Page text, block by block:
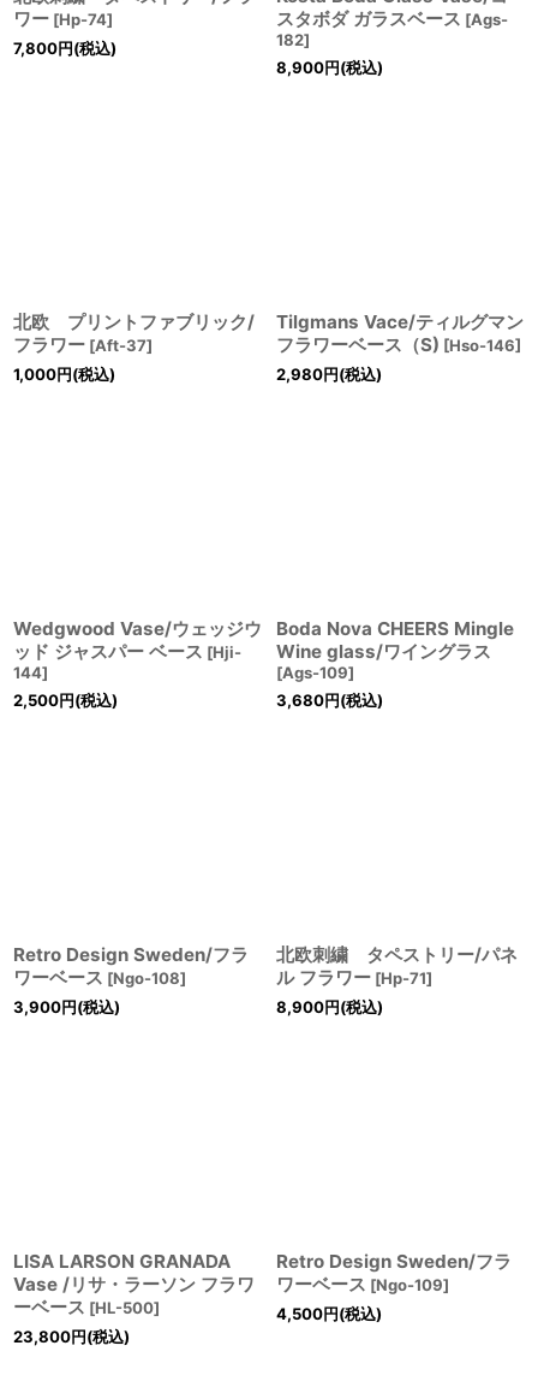
ワー [Hp-74]
7,800円(税込)
スタボダ ガラスベース [Ags-
182]
8,900円(税込)
北欧 プリントファブリック/
フラワー [Aft-37]
1,000円(税込)
Tilgmans Vace/ティルグマン
フラワーベース（S) [Hso-146]
2,980円(税込)
Wedgwood Vase/ウェッジウ
ッド ジャスパー ベース [Hji-
144]
2,500円(税込)
Boda Nova CHEERS Mingle
Wine glass/ワイングラス
[Ags-109]
3,680円(税込)
Retro Design Sweden/フラ
ワーベース [Ngo-108]
3,900円(税込)
北欧刺繍 タペストリー/パネ
ル フラワー [Hp-71]
8,900円(税込)
LISA LARSON GRANADA
Vase /リサ・ラーソン フラワ
ーベース [HL-500]
23,800円(税込)
Retro Design Sweden/フラ
ワーベース [Ngo-109]
4,500円(税込)